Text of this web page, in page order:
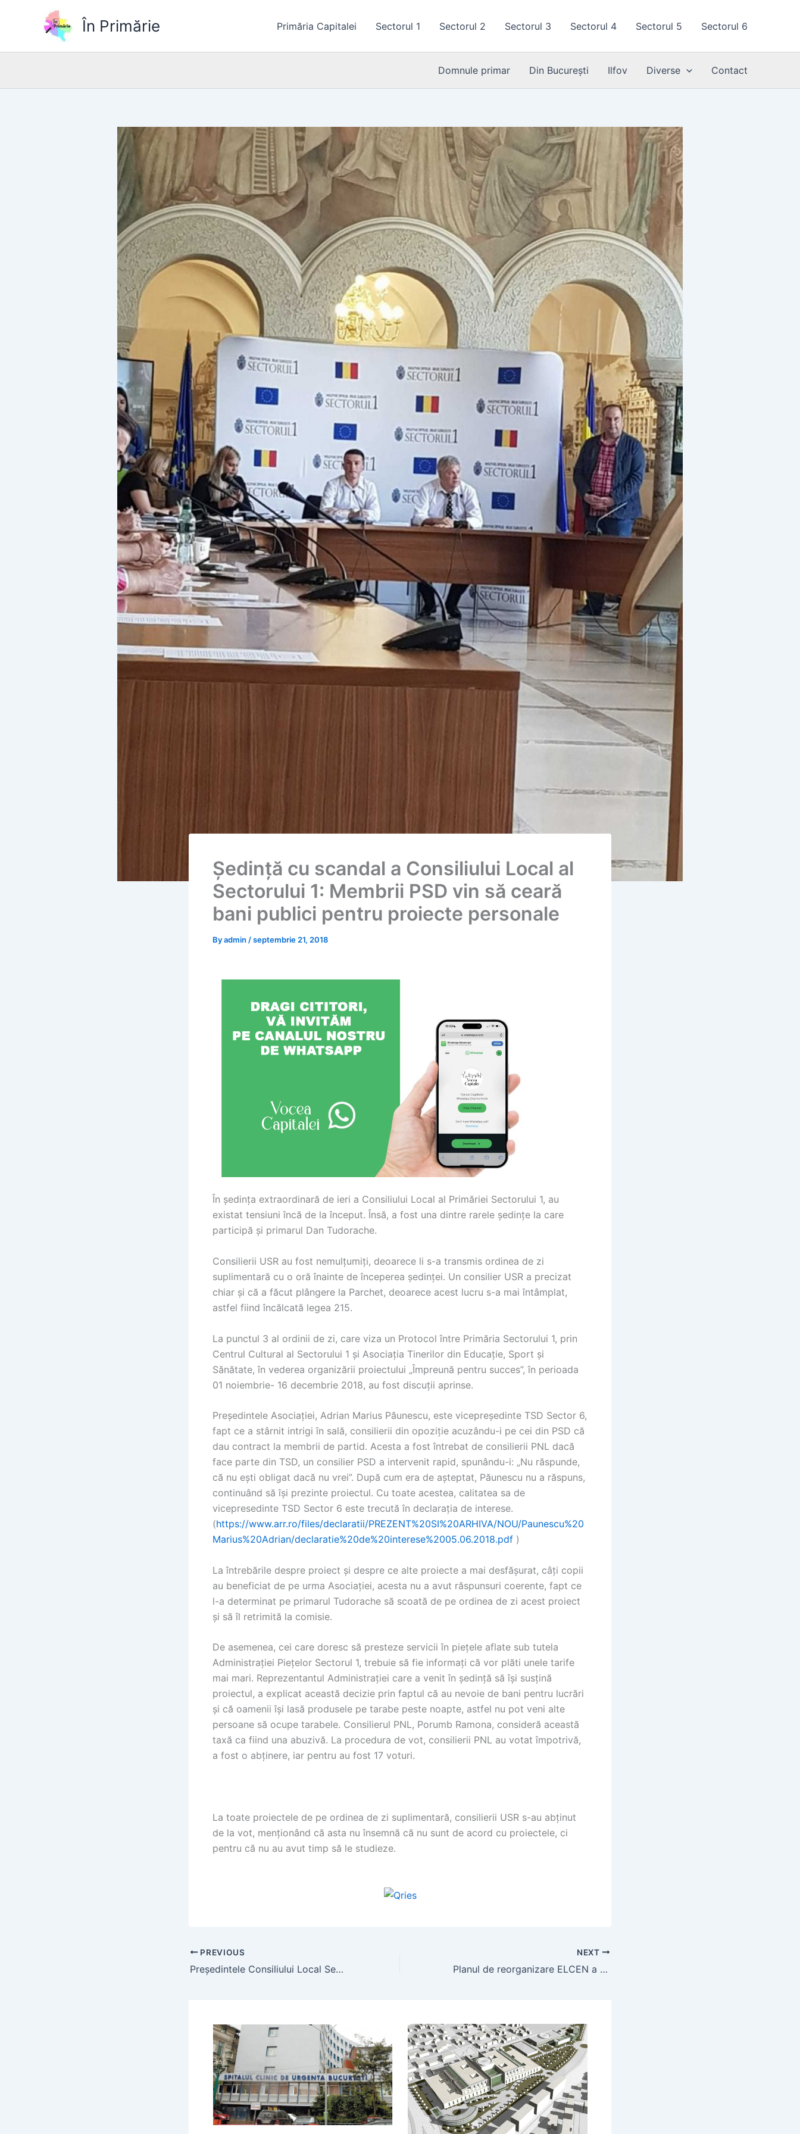
În Primărie Primăria Capitalei Sectorul 1 Sectorul 2 Sectorul 3 Sectorul 4 Sectorul 5 Sectorul 6
Domnule primar Din București Ilfov Diverse Contact
Ședință cu scandal a Consiliului Local al
Sectorului 1: Membrii PSD vin să ceară
bani publici pentru proiecte personale
Byadmin /septembrie 21, 2018
În ședința extraordinară de ieri a Consiliului Local al Primăriei Sectorului 1, au
existat tensiuni încă de la început. Însă, a fost una dintre rarele ședințe la care
participă și primarul Dan Tudorache.
Consilierii USR au fost nemulțumiți, deoarece li s-a transmis ordinea de zi
suplimentară cu o oră înainte de începerea ședinței. Un consilier USR a precizat
chiar și că a făcut plângere la Parchet, deoarece acest lucru s-a mai întâmplat,
astfel fiind încălcată legea 215.
La punctul 3 al ordinii de zi, care viza un Protocol între Primăria Sectorului 1, prin
Centrul Cultural al Sectorului 1 și Asociația Tinerilor din Educație, Sport și
Sănătate, în vederea organizării proiectului „Împreună pentru succes”, în perioada
01 noiembrie- 16 decembrie 2018, au fost discuții aprinse.
Președintele Asociației, Adrian Marius Păunescu, este vicepreședinte TSD Sector 6,
fapt ce a stârnit intrigi în sală, consilierii din opoziție acuzându-i pe cei din PSD că
dau contract la membrii de partid. Acesta a fost întrebat de consilierii PNL dacă
face parte din TSD, un consilier PSD a intervenit rapid, spunându-i: „Nu răspunde,
că nu ești obligat dacă nu vrei”. După cum era de așteptat, Păunescu nu a răspuns,
continuând să își prezinte proiectul. Cu toate acestea, calitatea sa de
vicepresedinte TSD Sector 6 este trecută în declarația de interese.
(https://www.arr.ro/files/declaratii/PREZENT%20SI%20ARHIVA/NOU/Paunescu%20
Marius%20Adrian/declaratie%20de%20interese%2005.06.2018.pdf )
La întrebările despre proiect și despre ce alte proiecte a mai desfășurat, câți copii
au beneficiat de pe urma Asociației, acesta nu a avut răspunsuri coerente, fapt ce
l-a determinat pe primarul Tudorache să scoată de pe ordinea de zi acest proiect
și să îl retrimită la comisie.
De asemenea, cei care doresc să presteze servicii în piețele aflate sub tutela
Administrației Piețelor Sectorul 1, trebuie să fie informați că vor plăti unele tarife
mai mari. Reprezentantul Administrației care a venit în ședință să își susțină
proiectul, a explicat această decizie prin faptul că au nevoie de bani pentru lucrări
și că oamenii își lasă produsele pe tarabe peste noapte, astfel nu pot veni alte
persoane să ocupe tarabele. Consilierul PNL, Porumb Ramona, consideră această
taxă ca fiind una abuzivă. La procedura de vot, consilierii PNL au votat împotrivă,
a fost o abținere, iar pentru au fost 17 voturi.
La toate proiectele de pe ordinea de zi suplimentară, consilierii USR s-au abținut
de la vot, menționând că asta nu însemnă că nu sunt de acord cu proiectele, ci
pentru că nu au avut timp să le studieze.
PREVIOUS
Președintele Consiliului Local Sector 4 nu vrea să vadă locuitorii ședințele publice ale Consiliului. Primarul din umbră, Puiu Florian, și-a dat demisia
NEXT
Planul de reorganizare ELCEN a fost aprobat! Cine va furniza apa calda si caldura in casele bucurestenilor